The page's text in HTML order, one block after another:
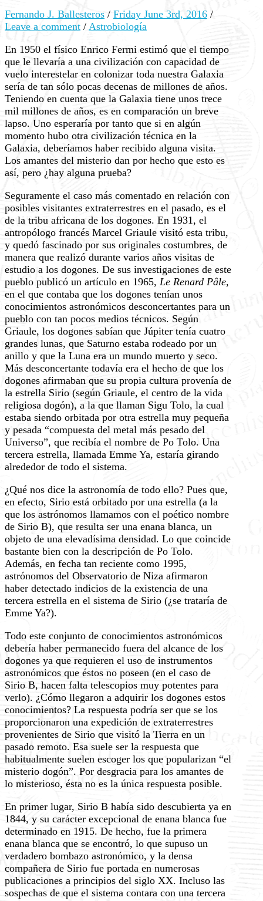
Fernando J. Ballesteros / Friday June 3rd, 2016 /
Leave a comment / Astrobiología
En 1950 el físico Enrico Fermi estimó que el tiempo
que le llevaría a una civilización con capacidad de
vuelo interestelar en colonizar toda nuestra Galaxia
sería de tan sólo pocas decenas de millones de años.
Teniendo en cuenta que la Galaxia tiene unos trece
mil millones de años, es en comparación un breve
lapso. Uno esperaría por tanto que si en algún
momento hubo otra civilización técnica en la
Galaxia, deberíamos haber recibido alguna visita.
Los amantes del misterio dan por hecho que esto es
así, pero ¿hay alguna prueba?
Seguramente el caso más comentado en relación con
posibles visitantes extraterrestres en el pasado, es el
de la tribu africana de los dogones. En 1931, el
antropólogo francés Marcel Griaule visitó esta tribu,
y quedó fascinado por sus originales costumbres, de
manera que realizó durante varios años visitas de
estudio a los dogones. De sus investigaciones de este
pueblo publicó un artículo en 1965, Le Renard Pâle,
en el que contaba que los dogones tenían unos
conocimientos astronómicos desconcertantes para un
pueblo con tan pocos medios técnicos. Según
Griaule, los dogones sabían que Júpiter tenía cuatro
grandes lunas, que Saturno estaba rodeado por un
anillo y que la Luna era un mundo muerto y seco.
Más desconcertante todavía era el hecho de que los
dogones afirmaban que su propia cultura provenía de
la estrella Sirio (según Griaule, el centro de la vida
religiosa dogón), a la que llaman Sigu Tolo, la cual
estaba siendo orbitada por otra estrella muy pequeña
y pesada “compuesta del metal más pesado del
Universo”, que recibía el nombre de Po Tolo. Una
tercera estrella, llamada Emme Ya, estaría girando
alrededor de todo el sistema.
¿Qué nos dice la astronomía de todo ello? Pues que,
en efecto, Sirio está orbitado por una estrella (a la
que los astrónomos llamamos con el poético nombre
de Sirio B), que resulta ser una enana blanca, un
objeto de una elevadísima densidad. Lo que coincide
bastante bien con la descripción de Po Tolo.
Además, en fecha tan reciente como 1995,
astrónomos del Observatorio de Niza afirmaron
haber detectado indicios de la existencia de una
tercera estrella en el sistema de Sirio (¿se trataría de
Emme Ya?).
Todo este conjunto de conocimientos astronómicos
debería haber permanecido fuera del alcance de los
dogones ya que requieren el uso de instrumentos
astronómicos que éstos no poseen (en el caso de
Sirio B, hacen falta telescopios muy potentes para
verlo). ¿Cómo llegaron a adquirir los dogones estos
conocimientos? La respuesta podría ser que se los
proporcionaron una expedición de extraterrestres
provenientes de Sirio que visitó la Tierra en un
pasado remoto. Esa suele ser la respuesta que
habitualmente suelen escoger los que popularizan “el
misterio dogón”. Por desgracia para los amantes de
lo misterioso, ésta no es la única respuesta posible.
En primer lugar, Sirio B había sido descubierta ya en
1844, y su carácter excepcional de enana blanca fue
determinado en 1915. De hecho, fue la primera
enana blanca que se encontró, lo que supuso un
verdadero bombazo astronómico, y la densa
compañera de Sirio fue portada en numerosas
publicaciones a principios del siglo XX. Incluso las
sospechas de que el sistema contara con una tercera